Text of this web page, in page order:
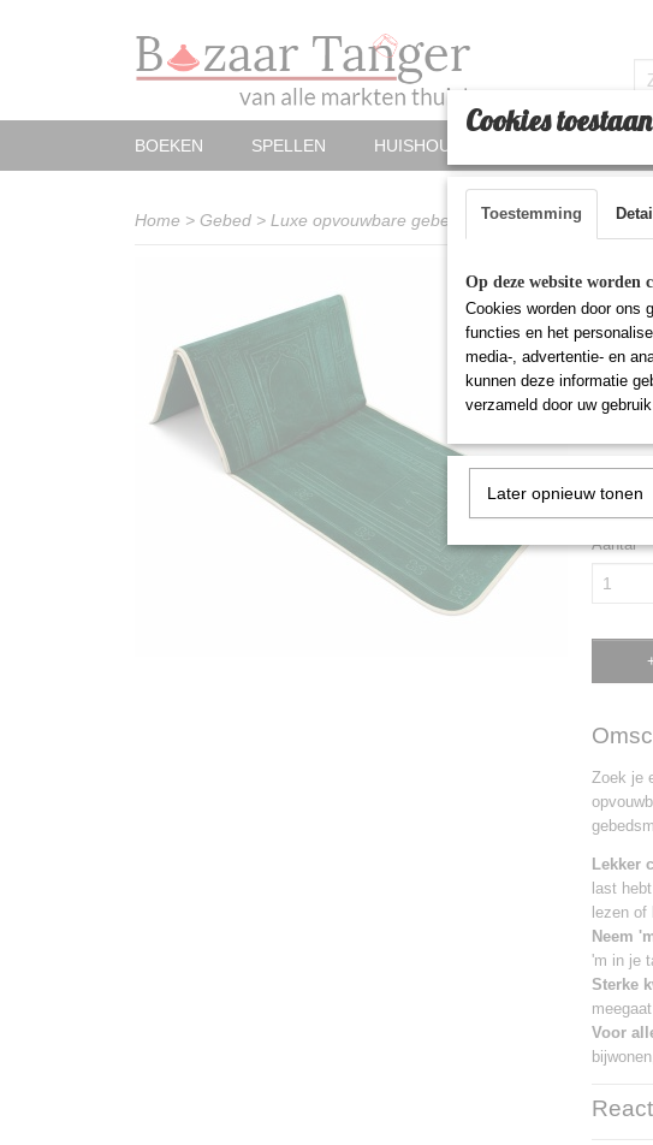
BOEKEN SPELLEN HUISHOUDELIJKE ARTIKELEN
Home > Gebed > Luxe opvouwbare gebedsmat met verstelbare
€
Aantal
Zoek je
Lekker
last
lezen of
Neem
'm in je
Sterke
Voor
Cookies
Toestemming
Op deze website worden
Cookies worden door ons
functies en het
media-, advertentie- en
kunnen deze informatie
verzameld door uw
Later opnieuw tonen